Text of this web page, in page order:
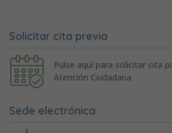
Solicitar cita previa
Pulse aquí para solicitar cita
Atención Ciudadana
Sede electrónica